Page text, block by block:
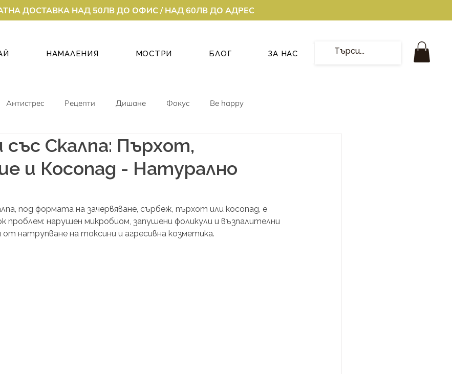
НАМАЛЕНИЯ МОСТРИ БЛОГ ЗА НАС
ДОСТАВКА НАД 50ЛВ ДО ОФИС / НАД 60ЛВ ДО АДРЕС
Антистрес Рецепти Дишане Фокус Be happy
със Скалпа: Пърхот,
и Косопад - Натурално
под формата на зачервяване, сърбеж, пърхот или косопад, е
проблем: нарушен микробиом, запушени фоликули и възпалителни
от натрупване на токсини и агресивна козметика.